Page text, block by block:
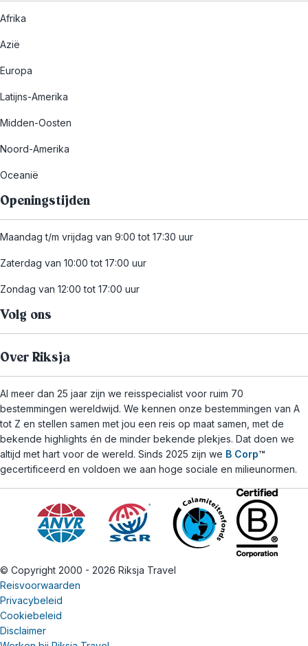
Afrika
Azië
Europa
Latijns-Amerika
Midden-Oosten
Noord-Amerika
Oceanië
Openingstijden
Maandag t/m vrijdag van 9:00 tot 17:30 uur
Zaterdag van 10:00 tot 17:00 uur
Zondag van 12:00 tot 17:00 uur
Volg ons
Over Riksja
Al meer dan 25 jaar zijn we reisspecialist voor ruim 70
bestemmingen wereldwijd. We kennen onze bestemmingen van A
tot Z en stellen samen met jou een reis op maat samen, met de
bekende highlights én de minder bekende plekjes. Dat doen we
altijd met hart voor de wereld. Sinds 2025 zijn we B Corp™
gecertificeerd en voldoen we aan hoge sociale en milieunormen.
© Copyright 2000 - 2026 Riksja Travel
Reisvoorwaarden
Privacybeleid
Cookiebeleid
Disclaimer